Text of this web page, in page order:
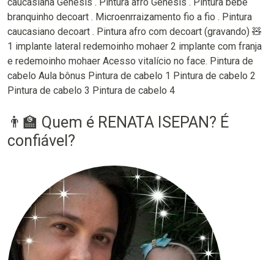
branquinho decoart . Microenrraizamento fio a fio . Pintura
caucasiano decoart . Pintura afro com decoart (gravando) 🧸
1 implante lateral redemoinho mohaer 2 implante com franja
e redemoinho mohaer Acesso vitalício no face. Pintura de
cabelo Aula bônus Pintura de cabelo 1 Pintura de cabelo 2
Pintura de cabelo 3 Pintura de cabelo 4
👨‍🏫 Quem é RENATA ISEPAN? É
confiável?